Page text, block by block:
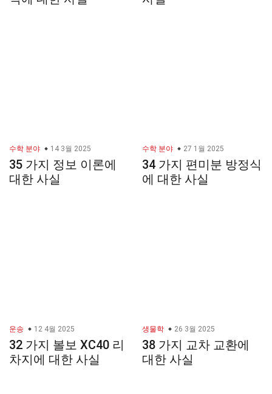
수학 분야 14 3월 2025
35 가지 정보 이론에
대한 사실
수학 분야 27 1월 2025
34 가지 편미분 방정식
에 대한 사실
운송 12 4월 2025
32 가지 볼보 XC40 리
차지에 대한 사실
생물학 26 3월 2025
38 가지 교차 교환에
대한 사실